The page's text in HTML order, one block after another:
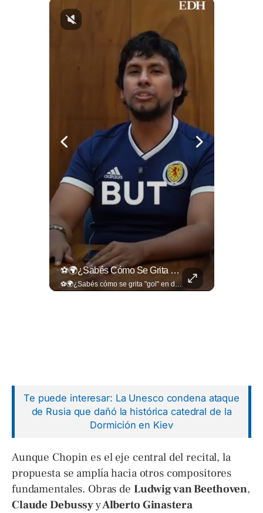
⚽🌍¿Sabés Cómo Se Grita "gol" En Distintos Rincones Del Mundo?
⚽🌍¿Sabés cómo se grita "gol" en distintos rincones del mundo? Descubrí cómo celebran la palabra más emocionante del fútbol en los países que disputan el Mundial 2026. Encuentra más en ➡️ eldiariodehoy.com #Deportes #Mundial2026
Te puede interesar: La Unesco condena ataque
de Rusia que dañó la histórica catedral de la
Dormición en Kiev
Aunque Chopin es el eje central del recital, la
propuesta se amplía hacia otros compositores
fundamentales. Obras de Ludwig van Beethoven,
Claude DebussyyAlberto Ginastera